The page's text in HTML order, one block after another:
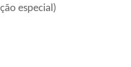
especial)